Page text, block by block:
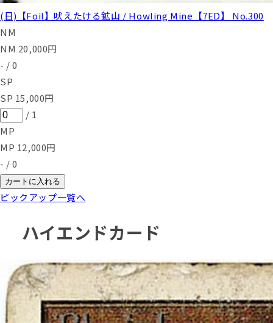
(日)【Foil】吠えたける鉱山 / Howling Mine【7ED】 No.300
NM
NM 20,000円
- / 0
SP
SP 15,000円
/ 1
MP
MP 12,000円
- / 0
カートに入れる
ピックアップ一覧へ
ハイエンドカード